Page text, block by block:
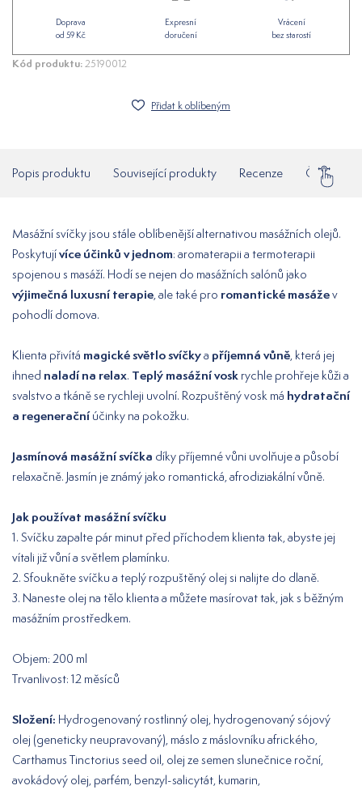
Doprava
od 59 Kč
Expresní
doručení
Vrácení
bez starostí
Kód produktu:25190012
Přidat k oblíbeným
Popis produktu Související produkty Recenze Často
Masážní svíčky jsou stále oblíbenější alternativou masážních olejů.
Poskytujívíce účinků v jednom: aromaterapii a termoterapii
spojenou s masáží. Hodí se nejen do masážních salónů jako
výjimečná luxusní terapie , ale také pro romantické masážev
pohodlí domova.
Klienta přivítá magické světlo svíčkya příjemná vůně , která jej
ihned naladí na relax. Teplý masážní vosk rychle prohřeje kůži a
svalstvo a tkáně se rychleji uvolní. Rozpuštěný vosk má hydratační
a regeneračníúčinky na pokožku.
Jasmínová masážní svíčka díky příjemné vůni uvolňuje a působí
relaxačně. Jasmín je známý jako romantická, afrodiziakální vůně.
Jak používat masážní svíčku
1. Svíčku zapalte pár minut před příchodem klienta tak, abyste jej
vítali již vůní a světlem plamínku.
2. Sfoukněte svíčku a teplý rozpuštěný olej si nalijte do dlaně.
3. Naneste olej na tělo klienta a můžete masírovat tak, jak s běžným
masážním prostředkem.
Objem: 200 ml
Trvanlivost: 12 měsíců
Složení: Hydrogenovaný rostlinný olej, hydrogenovaný sójový
olej (geneticky neupravovaný), máslo z máslovníku afrického,
Carthamus Tinctorius seed oil, olej ze semen slunečnice roční,
avokádový olej, parfém, benzyl-salicytát, kumarin,